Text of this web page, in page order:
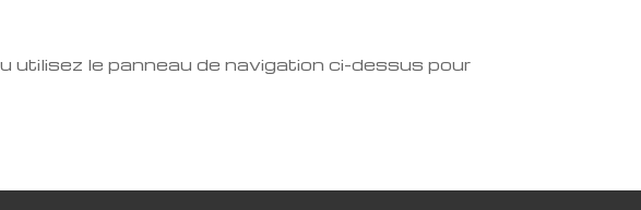
utilisez le panneau de navigation ci-dessus pour